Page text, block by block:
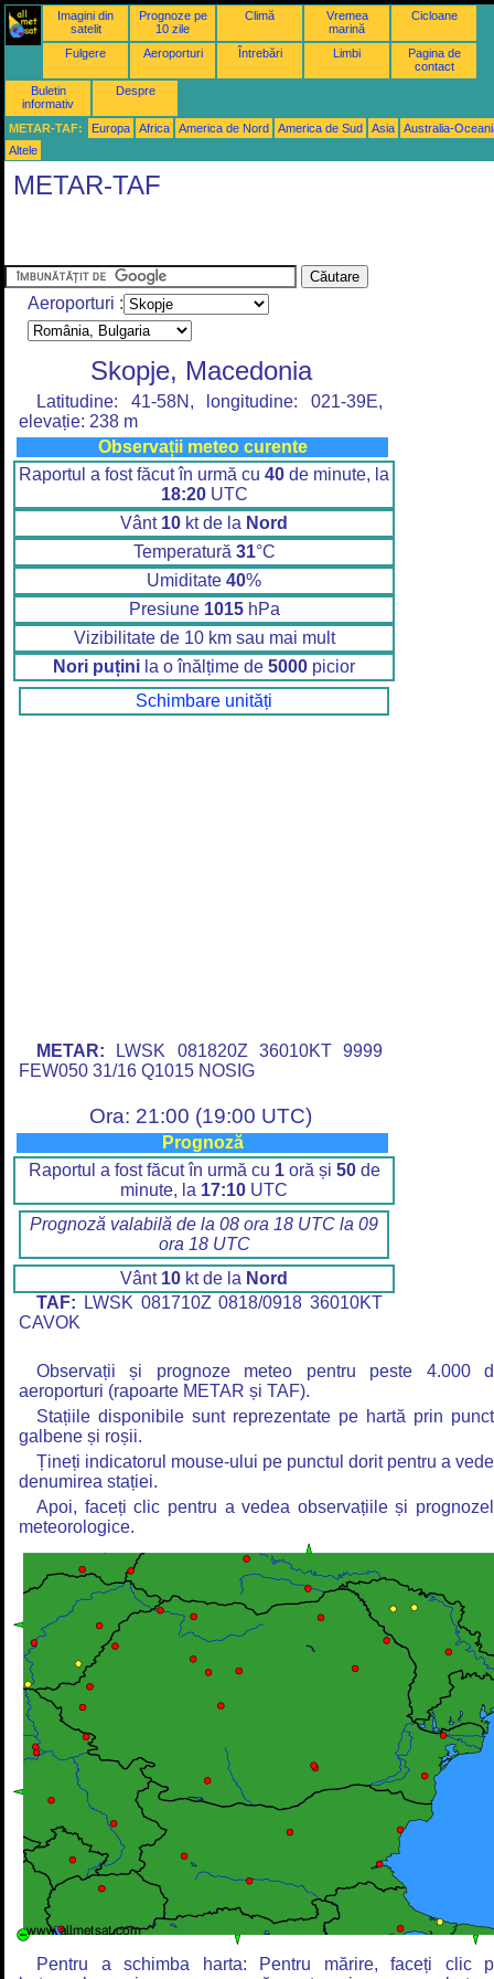
Imagini din
satelit
Prognoze pe
10 zile
Climă
Vremea
marină
Cicloane
Fulgere Aeroporturi Întrebări Limbi
Pagina de
contact
Buletin
informativ
Despre
METAR-TAF: Europa Africa America de Nord America de Sud Asia
Australia-
Altele
METAR-TAF
Aeroporturi :
Skopje, Macedonia
Latitudine: 41-58N, longitudine: 021-39E,
elevație: 238 m
Observații meteo curente
Raportul a fost făcut în urmă cu 40 de minute, la
18:20UTC
Vânt 10 kt de la Nord
Temperatură 31°C
Umiditate 40%
Presiune 1015hPa
Vizibilitate de 10 km sau mai mult
Nori puțini la o înălțime de 5000 picior
Schimbare unități
METAR: LWSK 081820Z 36010KT 9999
FEW050 31/16 Q1015 NOSIG
Ora: 21:00 (19:00 UTC)
Prognoză
Raportul a fost făcut în urmă cu 1oră și 50de
minute, la 17:10 UTC
Prognoză valabilă de la 08 ora 18 UTC la 09
ora 18 UTC
Vânt 10 kt de la Nord
TAF: LWSK 081710Z 0818/0918 36010KT
CAVOK
Observații și prognoze meteo pentru peste 4.000
aeroporturi (rapoarte METAR și TAF).
Stațiile disponibile sunt reprezentate pe hartă prin
galbene și roșii.
Țineți indicatorul mouse-ului pe punctul dorit pentru a
denumirea stației.
Apoi, faceți clic pentru a vedea observațiile și
meteorologice.
Pentru a schimba harta: Pentru mărire, faceți clic